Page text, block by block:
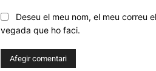
Deseu el meu nom, el meu correu
vegada que ho faci.